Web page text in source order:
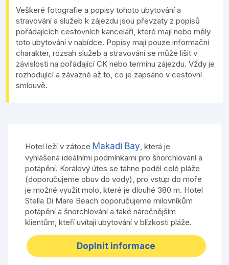
Veškeré fotografie a popisy tohoto ubytování a
stravování a služeb k zájezdu jsou převzaty z popisů
pořádajících cestovních kanceláří, které mají nebo měly
toto ubytování v nabídce. Popisy mají pouze informační
charakter, rozsah služeb a stravování se může lišit v
závislosti na pořádající CK nebo termínu zájezdu. Vždy je
rozhodující a závazné až to, co je zapsáno v cestovní
smlouvě.
Hotel leží v zátoce Makadi Bay, která je
vyhlášená ideálními podmínkami pro šnorchlování a
potápění. Korálový útes se táhne podél celé pláže
(doporučujeme obuv do vody), pro vstup do moře
je možné využít molo, které je dlouhé 380 m. Hotel
Stella Di Mare Beach doporučujeme milovníkům
potápění a šnorchlování a také náročnějším
klientům, kteří uvítají ubytování v blízkosti pláže.
Doplnit informace